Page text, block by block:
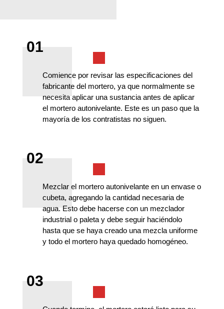
01
Comience por revisar las especificaciones del
fabricante del mortero, ya que normalmente se
necesita aplicar una sustancia antes de aplicar
el mortero autonivelante. Este es un paso que la
mayoría de los contratistas no siguen.
02
Mezclar el mortero autonivelante en un envase o
cubeta, agregando la cantidad necesaria de
agua. Esto debe hacerse con un mezclador
industrial o paleta y debe seguir haciéndolo
hasta que se haya creado una mezcla uniforme
y todo el mortero haya quedado homogéneo.
03